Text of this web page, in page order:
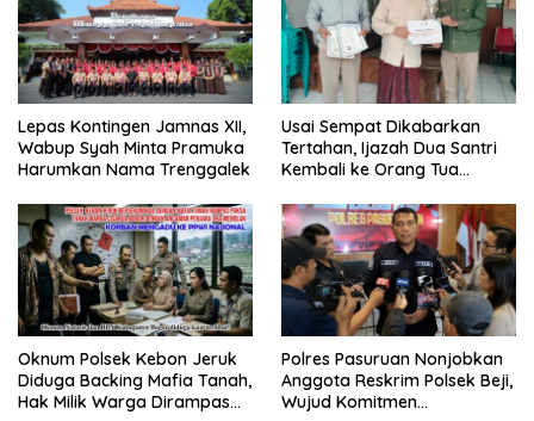
Lepas Kontingen Jamnas XII,
Wabup Syah Minta Pramuka
Harumkan Nama Trenggalek
Usai Sempat Dikabarkan
Tertahan, Ijazah Dua Santri
Kembali ke Orang Tua
Oknum Polsek Kebon Jeruk
Diduga Backing Mafia Tanah,
Hak Milik Warga Dirampas
Polres Pasuruan Nonjobkan
Anggota Reskrim Polsek Beji,
Wujud Komitmen